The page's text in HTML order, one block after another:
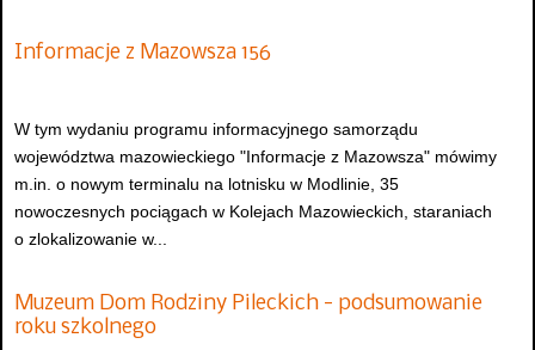
Informacje z Mazowsza 156
W tym wydaniu programu informacyjnego samorządu
województwa mazowieckiego "Informacje z Mazowsza" mówimy
m.in. o nowym terminalu na lotnisku w Modlinie, 35
nowoczesnych pociągach w Kolejach Mazowieckich, staraniach
o zlokalizowanie w...
Muzeum Dom Rodziny Pileckich - podsumowanie
roku szkolnego